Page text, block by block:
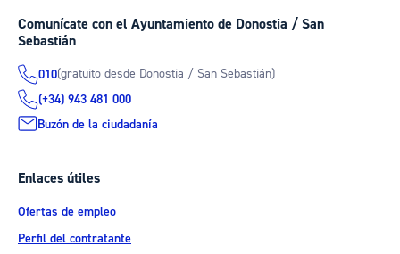
Comunícate con el Ayuntamiento de Donostia / San
Sebastián
010(gratuito desde Donostia / San Sebastián)
(+34) 943 481 000
Buzón de la ciudadanía
Enlaces útiles
Ofertas de empleo
Perfil del contratante